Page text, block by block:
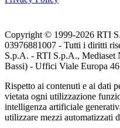
Copyright © 1999-2026 RTI
03976881007 - Tutti i diritti
S.p.A. - RTI S.p.A., Mediaset
Bassi) - Uffici Viale Europa
Rispetto ai contenuti e ai dati
vietata ogni utilizzazione
intelligenza artificiale
utilizzare mezzi automatizzati